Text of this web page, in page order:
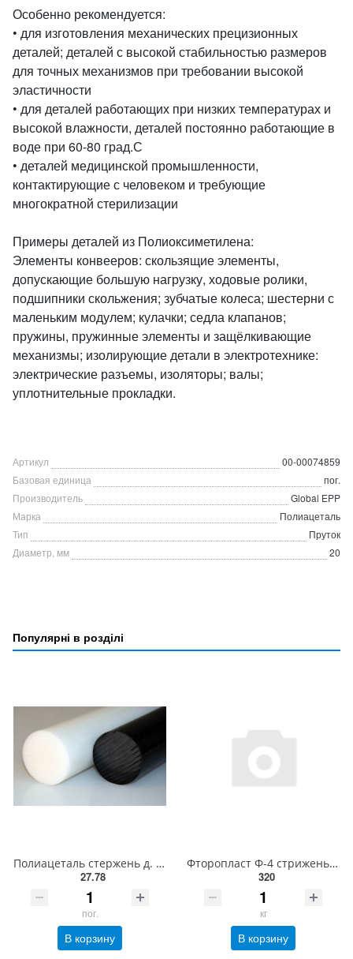
Особенно рекомендуется:
• для изготовления механических прецизионных
деталей; деталей с высокой стабильностью размеров
для точных механизмов при требовании высокой
эластичности
• для деталей работающих при низких температурах и
высокой влажности, деталей постоянно работающие в
воде при 60-80 град.С
• деталей медицинской промышленности,
контактирующие с человеком и требующие
многократной стерилизации
Примеры деталей из Полиоксиметилена:
Элементы конвееров: скользящие элементы,
допускающие большую нагрузку, ходовые ролики,
подшипники скольжения; зубчатые колеса; шестерни с
маленьким модулем; кулачки; седла клапанов;
пружины, пружинные элементы и защёлкивающие
механизмы; изолирующие детали в электротехнике:
электрические разъемы, изоляторы; валы;
уплотнительные прокладки.
Артикул
00-00074859
Базовая единица
пог.
Производитель
Global EPP
Марка
Полиацеталь
Тип
Пруток
Диаметр, мм
20
Популярні в розділі
Полиацеталь стержень д. 10 мм
27.78
пог.
В корзину
Фторопласт Ф-4 стрижень д.35 мм
320
кг
В корзину